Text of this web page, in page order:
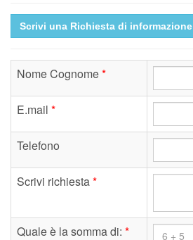
Scrivi una Richiesta di informazione
Nome Cognome*
E.mail *
Telefono
Scrivi richiesta*
Quale è la somma di: *